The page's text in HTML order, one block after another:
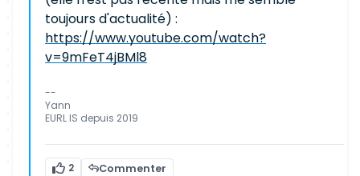
toujours d'actualité) :
https://www.youtube.com/watch?
v=9mFeT4jBMl8
--
Yann
EURL IS depuis 2019
2 Commenter